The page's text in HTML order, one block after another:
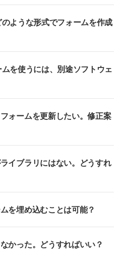
ような形式でフォームを作成
を使うには、別途ソフトウェ
ォームを更新したい。修正案
イブラリにはない。どうすれ
を埋め込むことは可能？
かった。どうすればいい？